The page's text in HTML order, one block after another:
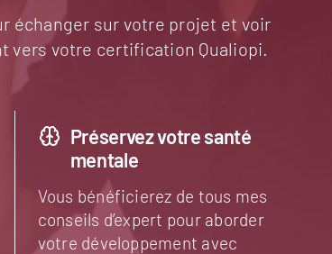
échanger sur votre projet et voir
vers votre certification Qualiopi.
Préservez votre santé
mentale
Vous bénéficierez de tous mes
conseils d’expert pour aborder
votre développement avec